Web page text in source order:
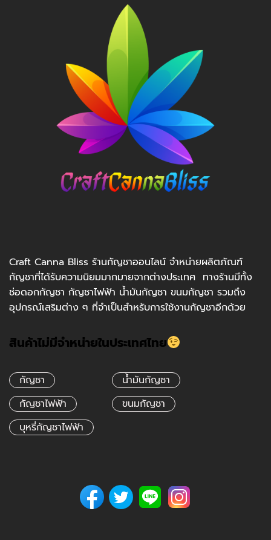
Craft Canna Bliss ร้านกัญชาออนไลน์ จำหน่ายผลิตภัณฑ์
กัญชาที่ได้รับความนิยมมากมายจากต่างประเทศ ทางร้านมีทั้ง
ช่อดอกกัญชา กัญชาไฟฟ้า น้ำมันกัญชา ขนมกัญชา รวมถึง
อุปกรณ์เสริมต่าง ๆ ที่จำเป็นสำหรับการใช้งานกัญชาอีกด้วย
สินค้าไม่มีจำหน่ายในประเทศไทย
กัญชา
น้ำมันกัญชา
กัญชาไฟฟ้า
ขนมกัญชา
บุหรี่กัญชาไฟฟ้า